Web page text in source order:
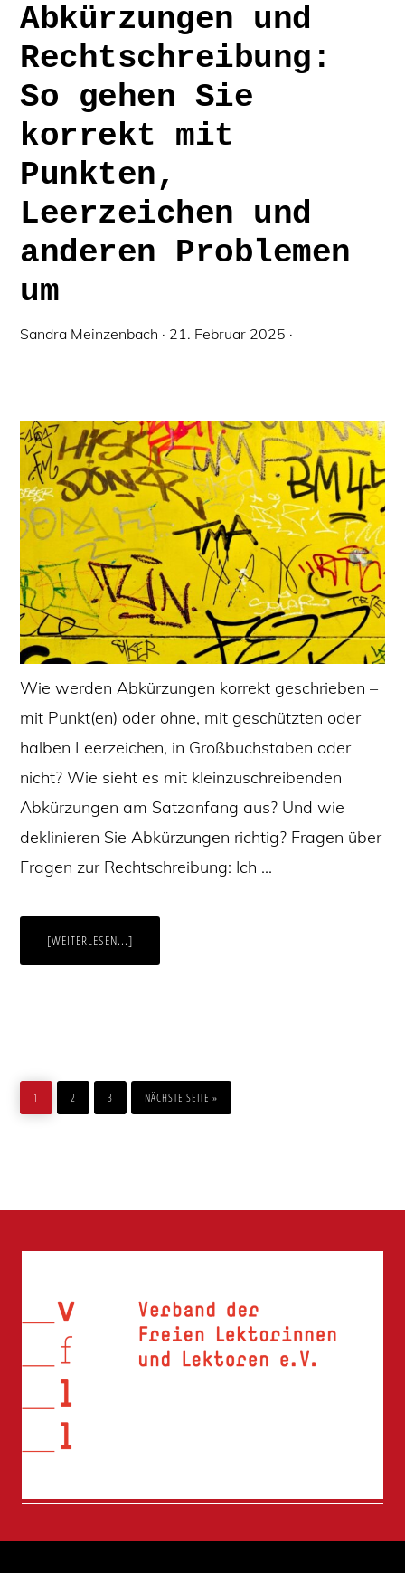
Abkürzungen und
Rechtschreibung:
So gehen Sie
korrekt mit
Punkten,
Leerzeichen und
anderen Problemen
um
Sandra Meinzenbach · 21. Februar 2025 ·
Wie werden Abkürzungen korrekt geschrieben –
mit Punkt(en) oder ohne, mit geschützten oder
halben Leerzeichen, in Großbuchstaben oder
nicht? Wie sieht es mit kleinzuschreibenden
Abkürzungen am Satzanfang aus? Und wie
deklinieren Sie Abkürzungen richtig? Fragen über
Fragen zur Rechtschreibung: Ich …
[WEITERLESEN...]
RECHTSCHREIBUNG:
ANDEREN
PROBLEMEN
UM
SEITE
1
SEITE
2
SEITE
3
NÄCHSTE SEITE
AUFRUFEN
»